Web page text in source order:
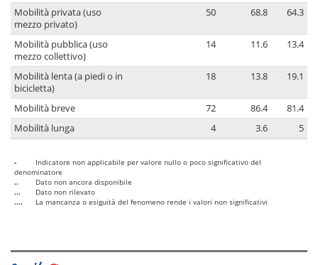
Mobilità privata (uso
mezzo privato)
50 68.8 64.3
Mobilità pubblica (uso
mezzo collettivo)
14 11.6 13.4
Mobilità lenta (a piedi o in
bicicletta)
18 13.8 19.1
Mobilità breve 72 86.4
81.4
Mobilità lunga
4 3.6 5
-
Indicatore non applicabile per valore nullo o poco significativo del
denominatore
..
Dato non ancora disponibile
...
Dato non rilevato
....
La mancanza o esiguità del fenomeno rende i valori non significativi